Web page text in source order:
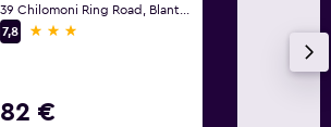
7,8
3 stelle
82 €